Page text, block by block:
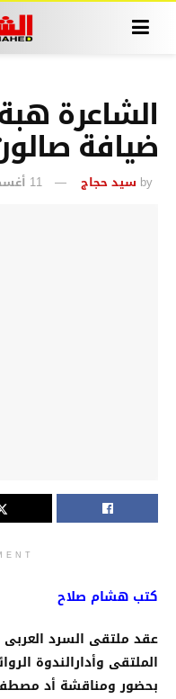
الشاعرة
ضيافة
by سيد حجاج 11 أغسطس، 2025
كتب هشام صلاح
عقد ملتقى السرد
الملتقى وأدارالندوة
بحضور ومناقشة أد